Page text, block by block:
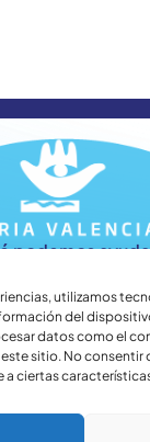
utilizamos
del
datos como el
sitio. No
ciertas
podemos